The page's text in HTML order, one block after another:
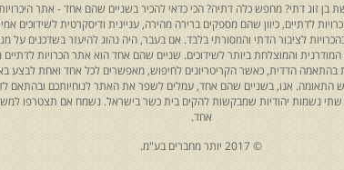
זוג דתי? מחפש כלה דתיה? הכי כדאי להכיר בשניים שהם אחד - אתר
לדתיים, כיוון שהם מספקים ברירה מהירה, עניינית ודיסקרטית לשידוכים
לציבור הדתי והמסורתי בלבד. אם בעבר, היה נהוג להיעזר בשדכנים על
והמוצלחת ביותר לשידוכים. שניים שהם אחד הוא אתר הכרויות
בהתאמה הדדית, כאשר הקריטריונים לחיפוש, מאפשרים לכל אחד ואחת לבצע
התאומה. אנו, בשניים שהם אחד, עמלים לשפר את האתר לנוחיותכם ובהתאם
שתי נשמות יהודיות שמבקשות להקים בית כשר בישראל. נשמח אם תצטרפו
אחד.
© 2017 יותר מחברים בע"מ.